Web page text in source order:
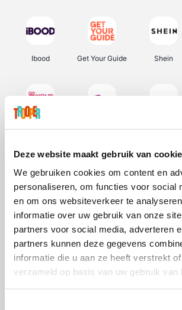
Deze website maakt gebruik van
We gebruiken cookies om content en
personaliseren, om functies voor social
en om ons websiteverkeer te
informatie over uw gebruik van onze
partners voor social media, adverteren
partners kunnen deze gegevens
informatie die u aan ze heeft verstrekt
verzameld op basis van uw gebruik van
Ibood Get Your Guide Shein
Sarenza Interhome Schiesser